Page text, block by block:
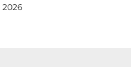
2026